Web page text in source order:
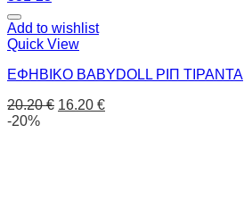
Add to wishlist
Quick View
ΕΦΗΒΙΚΟ BABYDOLL ΡΙΠ ΤΙΡΑΝΤΑ
20.20€ 16.20 €
-20%